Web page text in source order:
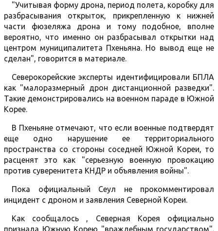
"Учитывая форму дрона, период полета, коробку для
разбрасывания открыток, прикрепленную к нижней
части фюзеляжа дрона и тому подобное, вполне
вероятно, что именно он разбрасывал открытки над
центром муниципалитета Пхеньяна. Но вывод еще не
сделан", говорится в материале.
Северокорейские эксперты идентифицировали БПЛА
как "малоразмерный дрон дистанционной разведки".
Такие демонстрировались на военном параде в Южной
Корее.
В Пхеньяне отмечают, что если военные подтвердят
еще одно нарушение ее территориального
пространства со стороны соседней Южной Кореи, то
расценят это как "серьезную военную провокацию
против суверенитета КНДР и объявления войны".
Пока официальный Сеул не прокомментировал
инцидент с дроном и заявления Северной Кореи.
Как сообщалось , Северная Корея официально
признала Южную Корею "враждебным государством".